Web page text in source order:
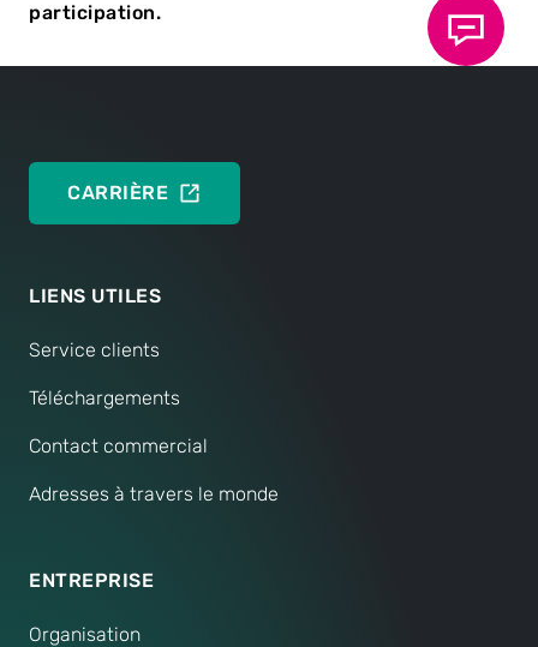
participation.
LIENS UTILES
Service clients
Téléchargements
Contact commercial
Adresses à travers le monde
ENTREPRISE
Organisation
CARRIÈRE